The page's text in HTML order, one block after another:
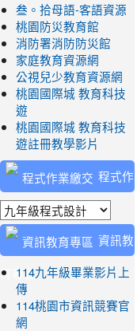
叁。拾母語-客語資源
桃園防災教育館
消防署消防防災館
家庭教育資源網
公視兒少教育資源網
桃園國際城 教育科技
遊
桃園國際城 教育科技
遊註冊教學影片
程式作
業繳交
資訊教
育專區114九年級畢業影片上
傳
114桃園市資訊競賽官
網